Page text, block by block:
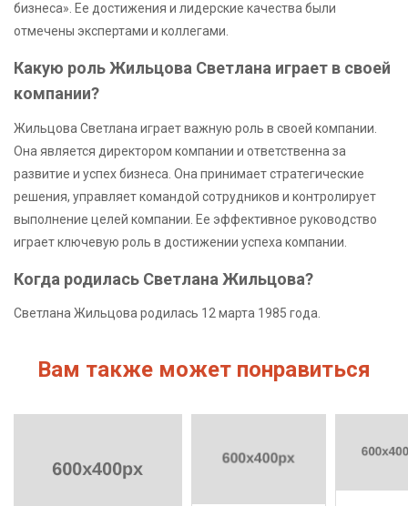
бизнеса». Ее достижения и лидерские качества были
отмечены экспертами и коллегами.
Какую роль Жильцова Светлана играет в своей
компании?
Жильцова Светлана играет важную роль в своей компании.
Она является директором компании и ответственна за
развитие и успех бизнеса. Она принимает стратегические
решения, управляет командой сотрудников и контролирует
выполнение целей компании. Ее эффективное руководство
играет ключевую роль в достижении успеха компании.
Когда родилась Светлана Жильцова?
Светлана Жильцова родилась 12 марта 1985 года.
Вам также может понравиться